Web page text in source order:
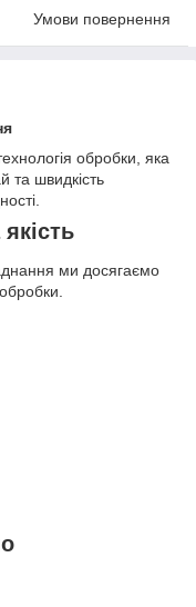
Умови повернення
обробки, яка
та швидкість
ми досягаємо